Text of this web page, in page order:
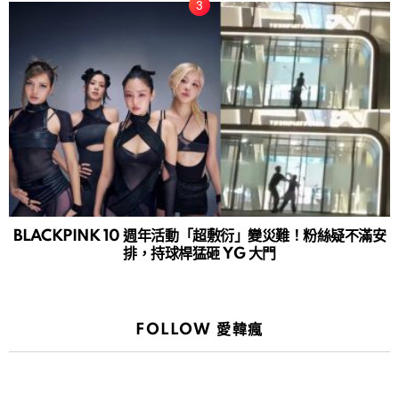
BLACKPINK 10 週年活動「超敷衍」變災難！粉絲疑不滿安
排，持球桿猛砸 YG 大門
FOLLOW 愛韓瘋